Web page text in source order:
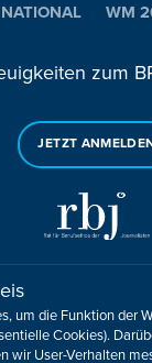
WM
zum
JETZT
noch Fragen oder
um die Funktion der
Cookies).
wir User-Verhalten